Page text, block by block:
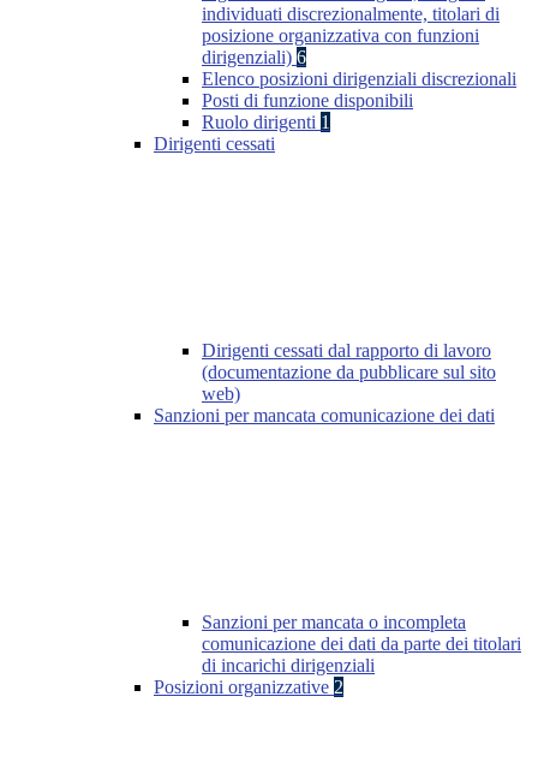
individuati discrezionalmente, titolari di
posizione organizzativa con funzioni
dirigenziali) 6
Elenco posizioni dirigenziali discrezionali
Posti di funzione disponibili
Ruolo dirigenti 1
Dirigenti cessati
Dirigenti cessati dal rapporto di lavoro
(documentazione da pubblicare sul sito
web)
Sanzioni per mancata comunicazione dei dati
Sanzioni per mancata o incompleta
comunicazione dei dati da parte dei titolari
di incarichi dirigenziali
Posizioni organizzative 2